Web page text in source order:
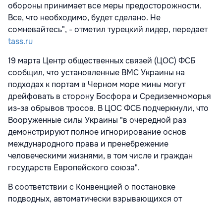
обороны принимает все меры предосторожности.
Все, что необходимо, будет сделано. Не
сомневайтесь", - отметил турецкий лидер, передает
tass.ru
19 марта Центр общественных связей (ЦОС) ФСБ
сообщил, что установленные ВМС Украины на
подходах к портам в Черном море мины могут
дрейфовать в сторону Босфора и Средиземноморья
из-за обрывов тросов. В ЦОС ФСБ подчеркнули, что
Вооруженные силы Украины "в очередной раз
демонстрируют полное игнорирование основ
международного права и пренебрежение
человеческими жизнями, в том числе и граждан
государств Европейского союза".
В соответствии с Конвенцией о постановке
подводных, автоматически взрывающихся от